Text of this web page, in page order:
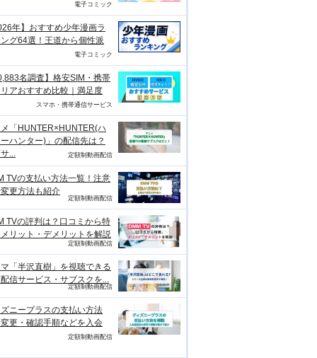
電子コミック
年】おすすめ少年漫画ラ
グ64選！王道から個性派
電子コミック
名調査】格安SIM・携帯
アおすすめ比較｜満足度
スマホ・携帯通信サービス
「HUNTER×HUNTER(ハ
ハンター)」の配信先は？
...
定額制動画配信
TVの支払い方法一覧！注意
更方法も紹介
定額制動画配信
TVの評判は？口コミから特
リット・デメリットを解説
定額制動画配信
「半沢直樹」を視聴できる
信サービス・サブスクを...
定額制動画配信
ニープラスの支払い方法
更・確認手順などを入会
定額制動画配信